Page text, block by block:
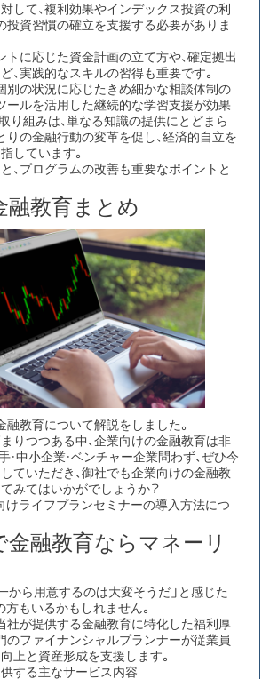
して、複利効果やインデックス投資の利
投資習慣の確立を支援する必要がありま
トに応じた資金計画の立て方や、確定拠出
、実践的なスキルの習得も重要です。
別の状況に応じたきめ細かな相談体制の
ールを活用した継続的な学習支援が効果
り組みは、単なる知識の提供にとどまら
りの金融行動の変革を促し、経済的自立を
しています。
、プログラムの改善も重要なポイントと
融教育まとめ
融教育について解説をしました。
りつつある中、企業向けの金融教育は非
・中小企業・ベンチャー企業問わず、ぜひ今
ていただき、御社でも企業向けの金融教
みてはいかがでしょうか？
けライフプランセミナーの導入方法につ
金融教育ならマネーリ
から用意するのは大変そうだ」と感じた
方もいるかもしれません。
社が提供する金融教育に特化した福利厚
のファイナンシャルプランナーが従業員
上と資産形成を支援します。
する主なサービス内容